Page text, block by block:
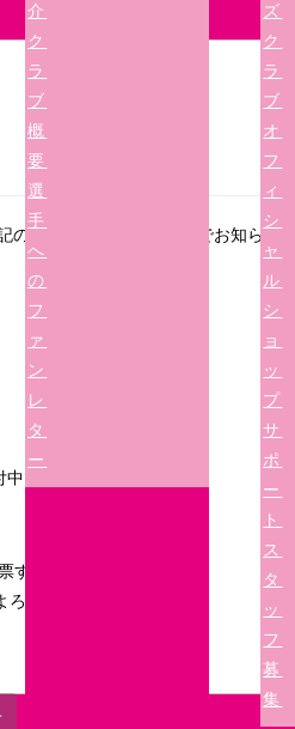
介
ク
ラ
ブ
概
要
選
手
へ
の
フ
ァ
ン
レ
タ
ー
ズ
ク
ラ
ブ
オ
フ
ィ
シ
ャ
ル
シ
ョ
ッ
プ
サ
ポ
ー
ト
ス
タ
ッ
フ
募
集
通り掲載されましたのでお知らせし
です。
ることができます。
しくお願いいたします。